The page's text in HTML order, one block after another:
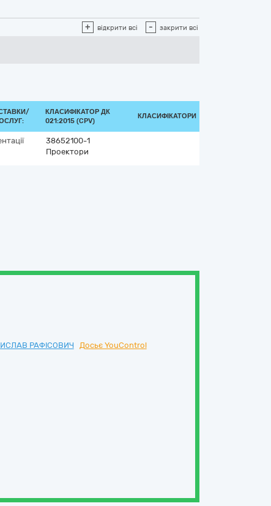
+ відкрити всі - закрити всі
КЛАСИФІКАТОР ДК
021:2015 (CPV)
КЛАСИФІКАТОРИ
38652100-1
Проектори
РАФІСОВИЧ
Досьє YouControl